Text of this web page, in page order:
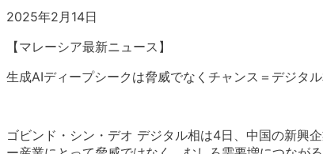
2025年2月14日
【マレーシア最新ニュース】
生成AIディープシークは脅威でなくチャンス＝デジタ
ゴビンド・シン・デオ デジタル相は4日、 中国の新興